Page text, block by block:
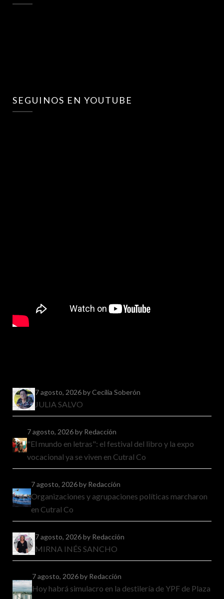
SEGUINOS EN YOUTUBE
7 agosto, 2026by Cecilia Soberón
JULIA SALVO
7 agosto, 2026by Redacción
"El mundo en letras": el festival del libro y la expo
vocacional ya se viven en Cutral Co
7 agosto, 2026by Redacción
Organizaciones y agrupaciones políticas marcharon
en Cutral Co
7 agosto, 2026by Redacción
MIRNA INÉS SANCHO
7 agosto, 2026by Redacción
Hoy habrá simulacro en la destilería de YPF de Plaza